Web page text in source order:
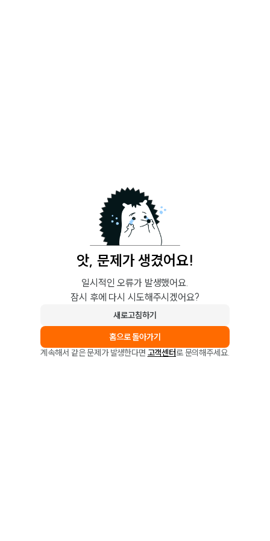
앗, 문제가 생겼어요!
일시적인 오류가 발생했어요.
잠시 후에 다시 시도해주시겠어요?
새로고침하기
홈으로 돌아가기
계속해서 같은 문제가 발생한다면 고객센터로 문의해주세요.